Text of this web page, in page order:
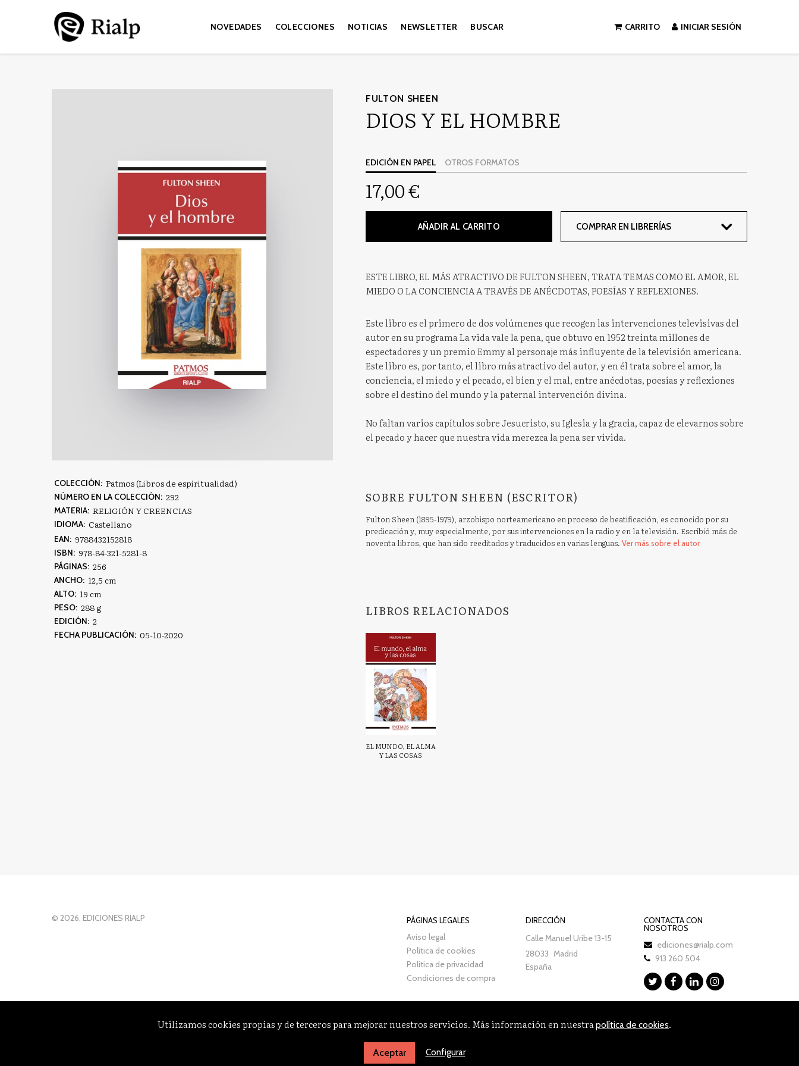
NOVEDADES COLECCIONES NOTICIAS NEWSLETTER BUSCAR CARRITO INICIAR SESIÓN
COLECCIÓN: Patmos (Libros de espiritualidad)
NÚMERO EN LA COLECCIÓN: 292
MATERIA: RELIGIÓN Y CREENCIAS
IDIOMA: Castellano
EAN: 9788432152818
ISBN: 978-84-321-5281-8
PÁGINAS: 256
ANCHO: 12,5 cm
ALTO: 19 cm
PESO: 288 g
EDICIÓN: 2
FECHA PUBLICACIÓN: 05-10-2020
FULTON SHEEN
DIOS Y EL HOMBRE
EDICIÓN EN PAPEL OTROS FORMATOS
17,00 €
AÑADIR AL CARRITO COMPRAR EN LIBRERÍAS
ESTE LIBRO, EL MÁS ATRACTIVO DE FULTON SHEEN, TRATA TEMAS COMO EL AMOR, EL
MIEDO O LA CONCIENCIA A TRAVÉS DE ANÉCDOTAS, POESÍAS Y REFLEXIONES.
Este libro es el primero de dos volúmenes que recogen las intervenciones televisivas del
autor en su programa La vida vale la pena, que obtuvo en 1952 treinta millones de
espectadores y un premio Emmy al personaje más influyente de la televisión americana.
Este libro es, por tanto, el libro más atractivo del autor, y en él trata sobre el amor, la
conciencia, el miedo y el pecado, el bien y el mal, entre anécdotas, poesías y reflexiones
sobre el destino del mundo y la paternal intervención divina.
No faltan varios capítulos sobre Jesucristo, su Iglesia y la gracia, capaz de elevarnos sobre
el pecado y hacer que nuestra vida merezca la pena ser vivida.
SOBRE FULTON SHEEN (ESCRITOR)
Fulton Sheen (1895-1979), arzobispo norteamericano en proceso de beatificación, es conocido por su
predicación y, muy especialmente, por sus intervenciones en la radio y en la televisión. Escribió más de
noventa libros, que han sido reeditados y traducidos en varias lenguas. Ver más sobre el autor
LIBROS RELACIONADOS
EL MUNDO, EL ALMA
Y LAS COSAS
© 2026, EDICIONES RIALP PÁGINAS LEGALES
Aviso legal
Política de cookies
Política de privacidad
Condiciones de compra
DIRECCIÓN
Calle Manuel Uribe 13-15
28033 Madrid
España
CONTACTA CON
NOSOTROS
ediciones@rialp.com
913 260 504
Utilizamos cookies propias y de terceros para mejorar nuestros servicios. Más información en nuestrapolítica de cookies.
Aceptar Configurar